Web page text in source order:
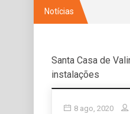
Notícias
Santa Casa de
instalações
8 ago, 2020